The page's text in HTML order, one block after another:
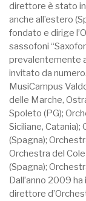
direttore è stato
anche all’estero
fondato e dirige
sassofoni
prevalentemente
invitato da
MusiCampus
delle Marche,
Spoleto (PG);
Siciliane,
(Spagna);
Orchestra del
(Spagna);
Dall’anno 2009
direttore